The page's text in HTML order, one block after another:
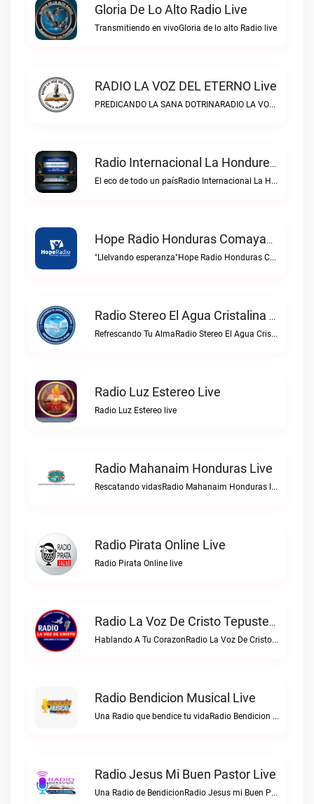
Gloria De Lo Alto Radio Live
Transmitiendo en vivoGloria de lo alto Radio live
RADIO LA VOZ DEL ETERNO Live
PREDICANDO LA SANA DOTRINARADIO LA VOZ DEL ETERNO live
Radio Internacional La Hondureña Live
El eco de todo un paísRadio Internacional La Hondureña live
Hope Radio Honduras Comayaguela Live
"Llelvando esperanza"Hope Radio Honduras Comayaguela live
Radio Stereo El Agua Cristalina Olanchito Live
Refrescando Tu AlmaRadio Stereo El Agua Cristalina Olanchito live
Radio Luz Estereo Live
Radio Luz Estereo live
Radio Mahanaim Honduras Live
Rescatando vidasRadio Mahanaim Honduras live
Radio Pirata Online Live
Radio Pirata Online live
Radio La Voz De Cristo Tepusteca Live
Hablando A Tu CorazonRadio La Voz De Cristo Tepusteca live
Radio Bendicion Musical Live
Una Radio que bendice tu vidaRadio Bendicion Musical live
Radio Jesus Mi Buen Pastor Live
Una Radio de BendicionRadio Jesus mi Buen Pastor live